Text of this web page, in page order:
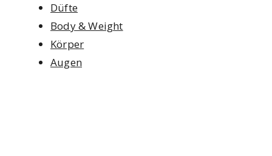
Düfte
Body & Weight
Körper
Augen